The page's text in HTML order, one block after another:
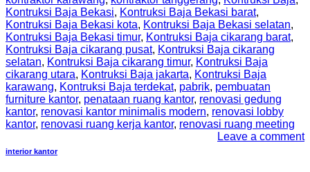
Kontruksi Baja Bekasi, Kontruksi Baja Bekasi barat,
Kontruksi Baja Bekasi kota, Kontruksi Baja Bekasi selatan,
Kontruksi Baja Bekasi timur, Kontruksi Baja cikarang barat,
Kontruksi Baja cikarang pusat, Kontruksi Baja cikarang
selatan, Kontruksi Baja cikarang timur, Kontruksi Baja
cikarang utara, Kontruksi Baja jakarta, Kontruksi Baja
karawang, Kontruksi Baja terdekat, pabrik, pembuatan
furniture kantor, penataan ruang kantor, renovasi gedung
kantor, renovasi kantor minimalis modern, renovasi lobby
kantor, renovasi ruang kerja kantor, renovasi ruang meeting
Leave a comment
interior kantor